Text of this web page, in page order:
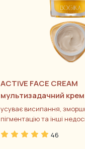
ACTIVE FACE CREAM
мультизадачний
бакучіолом
усуває висипання,
пігментацію та інші
всіх типів шкіри)
46